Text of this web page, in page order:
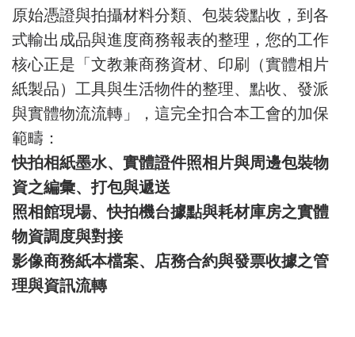
原始憑證與拍攝材料分類、包裝袋點收，到各
式輸出成品與進度商務報表的整理，您的工作
核心正是「文教兼商務資材、印刷（實體相片
紙製品）工具與生活物件的整理、點收、發派
與實體物流流轉」，這完全扣合本工會的加保
範疇：
快拍相紙墨水、實體證件照相片與周邊包裝物
資之編彙、打包與遞送
照相館現場、快拍機台據點與耗材庫房之實體
物資調度與對接
影像商務紙本檔案、店務合約與發票收據之管
理與資訊流轉